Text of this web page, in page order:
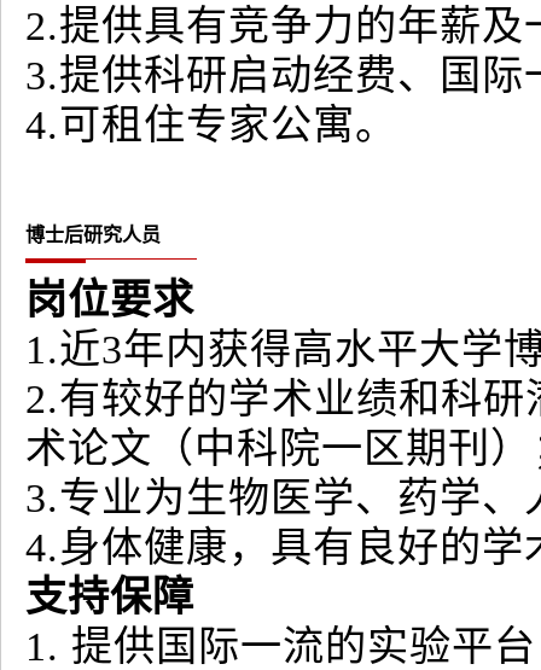
2.提供具有竞争力的年薪及
3.提供科研启动经费、国际
4.可租住专家公寓。
博士后研究人员
岗位要求
1.近3年内获得高水平大学
2.有较好的学术业绩和科
术论文（中科院一区期刊
3.专业为生物医学、药学
4.身体健康，具有良好的
支持保障
1. 提供国际一流的实验平